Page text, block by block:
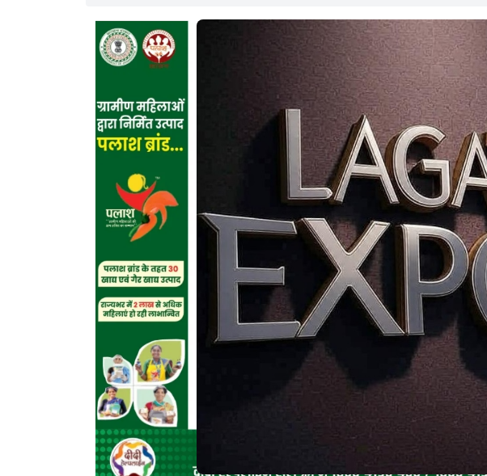
किताब तलाश रही हैं.